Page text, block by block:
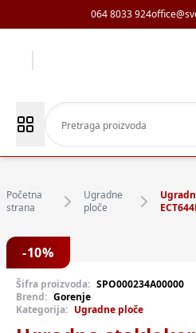
064 8033 924
Početna
strana
Ugradne
ploče
-10%
Šifra proizvoda: SPO000234A00000
Brend: Gorenje
Kategorija: Ugradne ploče